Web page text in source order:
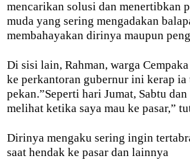
mencarikan solusi dan menertibkan
muda yang sering mengadakan
membahayakan dirinya maupun
Di sisi lain, Rahman, warga
ke perkantoran gubernur ini kerap
pekan.”Seperti hari Jumat, Sabtu
melihat ketika saya mau ke pasar,”
Dirinya mengaku sering ingin
saat hendak ke pasar dan lainnya